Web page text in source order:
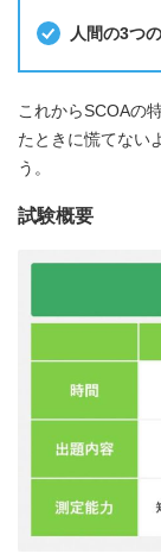
人間の3つ
これからSCOAの
たときに慌てない
う。
試験概要